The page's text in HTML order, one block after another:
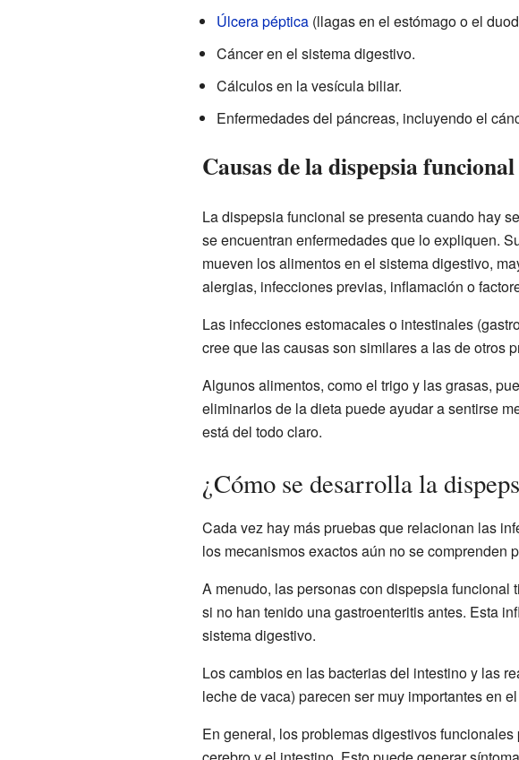
Úlcera péptica(llagas en el estómago o el
Cáncer en el sistema digestivo.
Cálculos en la vesícula biliar.
Enfermedades del páncreas, incluyendo el
Causas de la dispepsia funcional
La dispepsia funcional se presenta cuando hay
se encuentran enfermedades que lo expliquen.
mueven los alimentos en el sistema digestivo,
alergias, infecciones previas, inflamación o
Las infecciones estomacales o intestinales
cree que las causas son similares a las de otros
Algunos alimentos, como el trigo y las grasas,
eliminarlos de la dieta puede ayudar a sentirse
está del todo claro.
¿Cómo se desarrolla la
Cada vez hay más pruebas que relacionan las
los mecanismos exactos aún no se comprenden
A menudo, las personas con dispepsia
si no han tenido una gastroenteritis antes. Esta
sistema digestivo.
Los cambios en las bacterias del intestino y las
leche de vaca) parecen ser muy importantes en
En general, los problemas digestivos